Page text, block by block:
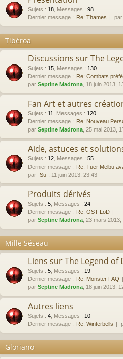
Sujets : 18 Messages : 98
Dernier message : Re: Thames par
Tibéroa
Discussions sur The
Sujets : 15 Messages : 130
Dernier message : Re: Combats
par Septine Madrona , 18 juin 2013,
Fan Art et autres
Sujets : 11 Messages : 120
Dernier message : Re: Nouveau
par Septine Madrona , 25 mai 2013,
Aide, astuces et
Sujets : 12 Messages : 55
Dernier message : Re: Tuer Melbu
par -Su- , 11 juin 2013, 23:43
Produits dérivés
Sujets : 5 Messages : 24
Dernier message : Re: OST LoD
par Septine Madrona , 23 mars
Mille Séseau
Liens sur The Legend of
Sujets : 5 Messages : 19
Dernier message : Re: Monster FAQ
par Septine Madrona , 18 juin 2013,
Autres liens
Sujets : 4 Messages : 10
Dernier message : Re: Winterbells
Gloriano